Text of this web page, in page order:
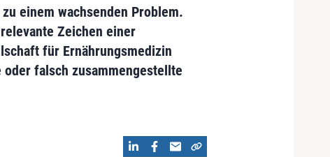
einem wachsenden Problem.
Zeichen einer
für Ernährungsmedizin
oder falsch zusammengestellte